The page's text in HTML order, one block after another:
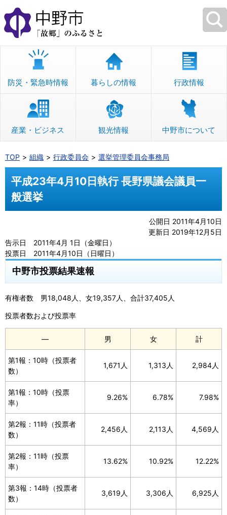
本
文
へ
移
防災・緊急時情報 暮らしの情報 行政情報
産業・ビジネス 観光情報 中野市について
TOP 組織 行政委員会 選挙管理委員会事務局
平成23年4月10日執行 長野県議会議員一
般選挙
公開日 2011年4月10日
更新日 2019年12月5日
告示日 2011年4月 1日（金曜日）
投票日 2011年4月10日（日曜日）
中野市投票結果速報
有権者数 男18,048人、女19,357人、合計37,405人
投票者数および投票率
― 男 女 計
第1報：10時（投票者
数）
1,671人 1,313人 2,984人
第1報：10時（投票
率）
9.26% 6.78% 7.98%
第2報：11時（投票者
数）
2,456人 2,113人 4,569人
第2報：11時（投票
率）
13.62% 10.92% 12.22%
第3報：14時（投票者
数）
3,619人 3,306人 6,925人